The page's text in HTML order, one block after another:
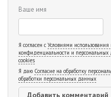
Ваше имя
Я согласен с Условиями
конфиденциальности и
cookies
Я даю Согласие на обработку
обработки персональных данных